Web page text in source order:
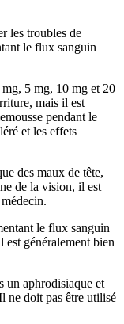
les troubles de
le flux sanguin
5 mg, 10 mg et 20
mais il est
pendant le
et les effets
des maux de tête,
de la vision, il est
le flux sanguin
généralement bien
un aphrodisiaque et
ne doit pas être utilisé